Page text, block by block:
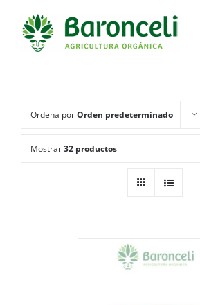
Ordena porOrden predeterminado
Mostrar32 productos